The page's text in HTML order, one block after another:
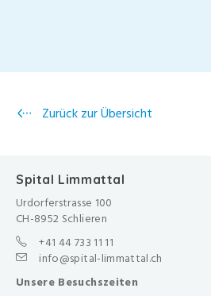
Zurück zur Übersicht
Spital Limmattal
Urdorferstrasse 100
CH-8952 Schlieren
+41 44 733 11 11
info@spital-limmattal.ch
Unsere Besuchszeiten